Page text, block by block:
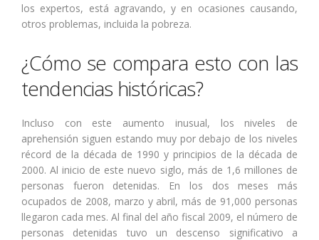
los expertos, está agravando, y en ocasiones causando,
otros problemas, incluida la pobreza.
¿Cómo se compara esto con las
tendencias históricas?
Incluso con este aumento inusual, los niveles de
aprehensión siguen estando muy por debajo de los niveles
récord de la década de 1990 y principios de la década de
2000. Al inicio de este nuevo siglo, más de 1,6 millones de
personas fueron detenidas. En los dos meses más
ocupados de 2008, marzo y abril, más de 91,000 personas
llegaron cada mes. Al final del año fiscal 2009, el número de
personas detenidas tuvo un descenso significativo a